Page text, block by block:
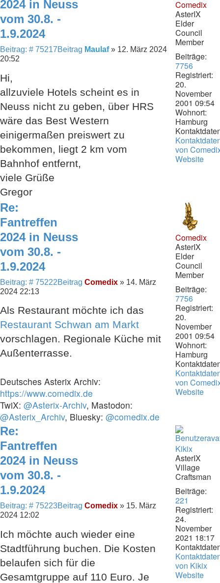
2024 in Neuss
vom 30.8. -
1.9.2024
Beitrag: # 75217Beitrag Maulaf» 12. März 2024
20:52
Hi,
allzuviele Hotels scheint es in
Neuss nicht zu geben, über HRS
wäre das Best Western
einigermaßen preiswert zu
bekommen, liegt 2 km vom
Bahnhof entfernt,
viele Grüße
Gregor
Comedix
AsterIX
Elder
Council
Member
Beiträge:
7756
Registriert:
20.
November
2001 09:54
Wohnort:
Hamburg
von
Website
Re:
Fantreffen
2024 in Neuss
vom 30.8. -
1.9.2024
Beitrag: # 75222Beitrag Comedix » 14. März
2024 22:13
Als Restaurant möchte ich das
Restaurant Schwan am Markt
vorschlagen. Regionale Küche mit
Außenterrasse.
Deutsches Asterix Archiv:
https://www.comedix.de
TwiX: @Asterix-Archiv, Mastodon:
@Asterix_Archiv, Bluesky: @comedix.de
Comedix
AsterIX
Elder
Council
Member
Beiträge:
7756
Registriert:
20.
November
2001 09:54
Wohnort:
Hamburg
von
Website
Re:
Fantreffen
2024 in Neuss
vom 30.8. -
1.9.2024
Beitrag: # 75223Beitrag Comedix » 15. März
2024 12:02
Ich möchte auch wieder eine
Stadtführung buchen. Die Kosten
belaufen sich für die
Gesamtgruppe auf 110 Euro. Je
Kikix
AsterIX
Village
Craftsman
Beiträge:
221
Registriert:
24.
November
2021 18:17
von Kikix
Website